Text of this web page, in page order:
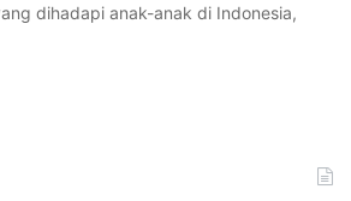
dihadapi anak-anak di Indonesia,